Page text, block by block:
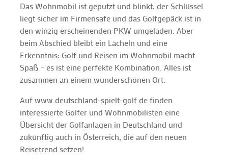
Das Wohnmobil ist geputzt und blinkt, der Schlüssel
liegt sicher im Firmensafe und das Golfgepäck ist in
den winzig erscheinenden PKW umgeladen. Aber
beim Abschied bleibt ein Lächeln und eine
Erkenntnis: Golf und Reisen im Wohnmobil macht
Spaß – es ist eine perfekte Kombination. Alles ist
zusammen an einem wunderschönen Ort.
Auf www.deutschland-spielt-golf.de finden
interessierte Golfer und Wohnmobilisten eine
Übersicht der Golfanlagen in Deutschland und
zukünftig auch in Österreich, die auf den neuen
Reisetrend setzen!